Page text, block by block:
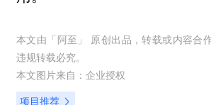
本文由「 阿至 」 原创出品，转载或内容合
违规转载必究。
本文图片来自： 企业授权
项目推荐